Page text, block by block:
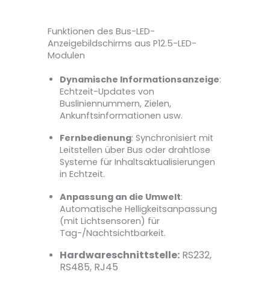
Funktionen des Bus-LED-
Anzeigebildschirms aus P12.5-LED-
Modulen
Dynamische Informationsanzeige:
Echtzeit-Updates von
Busliniennummern, Zielen,
Ankunftsinformationen usw.
Fernbedienung: Synchronisiert mit
Leitstellen über Bus oder drahtlose
Systeme für Inhaltsaktualisierungen
in Echtzeit.
Anpassung an die Umwelt:
Automatische Helligkeitsanpassung
(mit Lichtsensoren) für
Tag-/Nachtsichtbarkeit.
Hardwareschnittstelle: RS232,
RS485, RJ45